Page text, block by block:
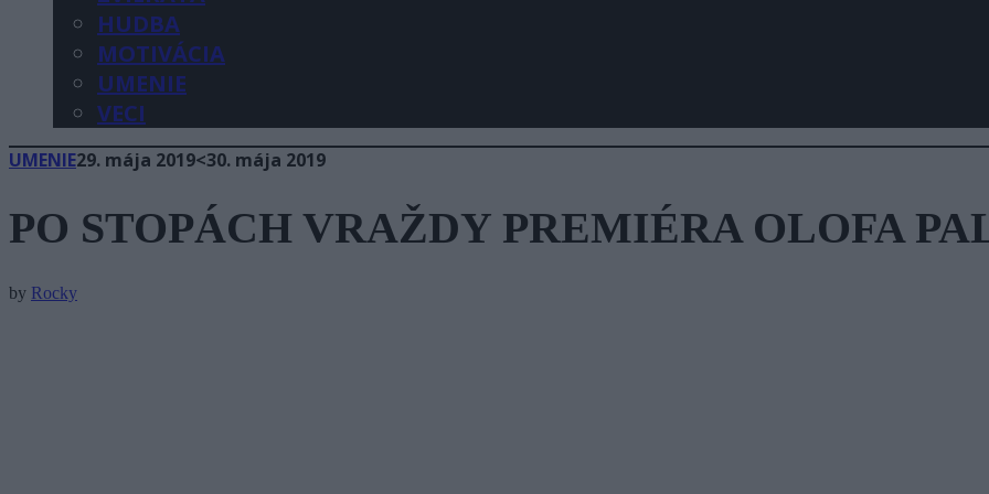
HUDBA
MOTIVÁCIA
UMENIE
VECI
UMENIE29. mája 2019<30. mája 2019
PO STOPÁCH VRAŽDY PREMIÉRA OLOFA
by Rocky